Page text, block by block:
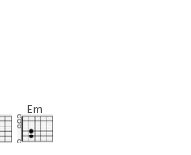
Em